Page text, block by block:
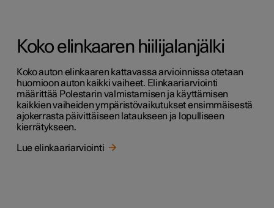
Koko elinkaaren hiilijalanjälki
Koko auton elinkaaren kattavassa arvioinnissa otetaan
huomioon auton kaikki vaiheet. Elinkaariarviointi
määrittää Polestarin valmistamisen ja käyttämisen
kaikkien vaiheiden ympäristövaikutukset ensimmäisestä
ajokerrasta päivittäiseen lataukseen ja lopulliseen
kierrätykseen.
Lue elinkaariarviointi